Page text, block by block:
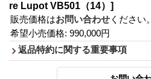
re Lupot VB501（14）]
販売価格はお問い合わせ ください。
希望小売価格: 990,000円
返品特約に関する重要事項